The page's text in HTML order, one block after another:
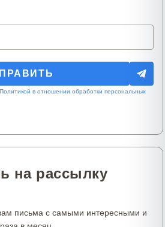
Политикой в отношении обработки персональных
на рассылку
письма с самыми интересными и